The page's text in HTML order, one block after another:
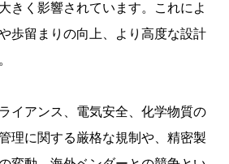
きく影響されています。これによ
歩留まりの向上、より高度な設計
イアンス、電気安全、化学物質の
理に関する厳格な規制や、精密製